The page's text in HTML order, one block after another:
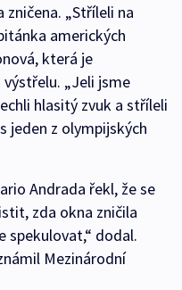
„Stříleli na
amerických
která je
výstřelu. „Jeli jsme
hlasitý zvuk a stříleli
jeden z olympijských
Andrada řekl, že se
zda okna zničila
spekulovat,“ dodal.
Mezinárodní